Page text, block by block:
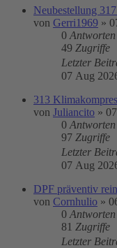
Neubestellung
von Gerri1969 »
0 Antworten
49 Zugriffe
Letzter
07 Aug
313
von Juliancito »
0 Antworten
97 Zugriffe
Letzter
07 Aug
DPF präventiv
von Cornhulio »
0 Antworten
81 Zugriffe
Letzter